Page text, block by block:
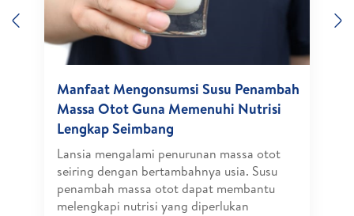
Previous
Manfaat Mengonsumsi Susu Penambah
Massa Otot Guna Memenuhi Nutrisi
Lengkap Seimbang
Lansia mengalami penurunan massa otot
seiring dengan bertambahnya usia. Susu
penambah massa otot dapat membantu
melengkapi nutrisi yang diperlukan